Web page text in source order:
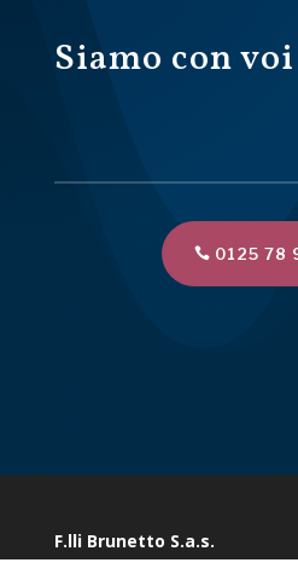
Siamo con
0125 78
F.lli Brunetto S.a.s.